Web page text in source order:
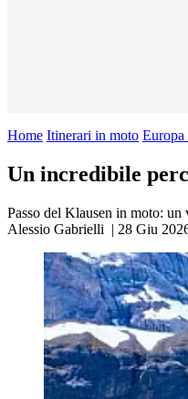
Home Itinerari in moto
Un incredibile
Passo del Klausen in moto:
Alessio Gabrielli | 28 Giu